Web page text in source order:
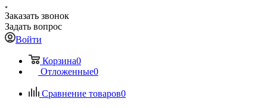
Заказать звонок
Задать вопрос
Войти
Корзина0
Отложенные0
Сравнение товаров0